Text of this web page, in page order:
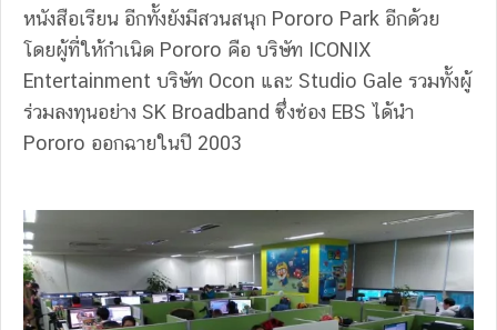
หนังสือเรียน อีกทั้งยังมีสวนสนุก Pororo Park อีกด้วย
โดยผู้ที่ให้กำเนิด Pororo คือ บริษัท ICONIX
Entertainment บริษัท Ocon และ Studio Gale รวมทั้งผู้
ร่วมลงทุนอย่าง SK Broadband ซึ่งช่อง EBS ได้นำ
Pororo ออกฉายในปี 2003